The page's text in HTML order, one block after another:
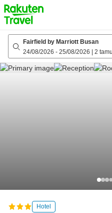
to
top
page
Fairfield by Marriott Busan
24/08/2026 - 25/08/2026 2 tamu
Hotel